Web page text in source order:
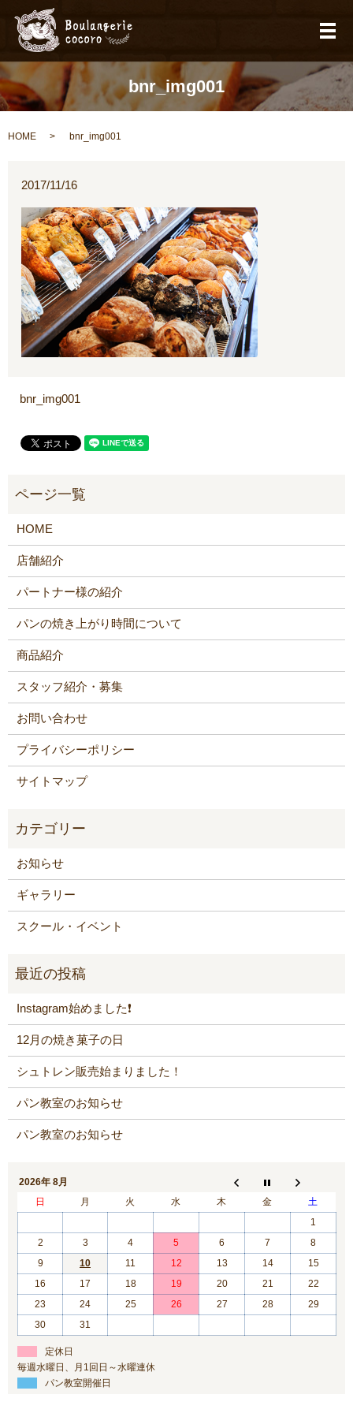
メ
bnr_img001
HOME bnr_img001
2017/11/16
bnr_img001
HOME
店舗紹介
パートナー様の紹介
パンの焼き上がり時間について
商品紹介
スタッフ紹介・募集
お問い合わせ
プライバシーポリシー
サイトマップ
お知らせ
ギャラリー
スクール・イベント
Instagram始めました❗️
12月の焼き菓子の日
シュトレン販売始まりました！
パン教室のお知らせ
パン教室のお知らせ
2026年 8月
日
月 火 水 木 金
土
1
2
3 4 5 6 7
8
9
10 11 12 13 14
15
16
17 18 19 20 21
22
23
24 25 26 27 28
29
30
31
定休日
毎週水曜日、月1回日～水曜連休
パン教室開催日